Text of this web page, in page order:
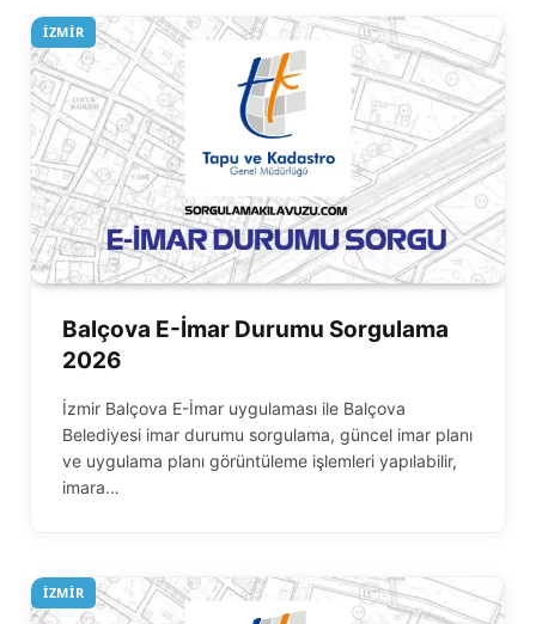
İZMIR
Balçova E-İmar Durumu Sorgulama
2026
İzmir Balçova E-İmar uygulaması ile Balçova
Belediyesi imar durumu sorgulama, güncel imar planı
ve uygulama planı görüntüleme işlemleri yapılabilir,
imara…
İZMIR